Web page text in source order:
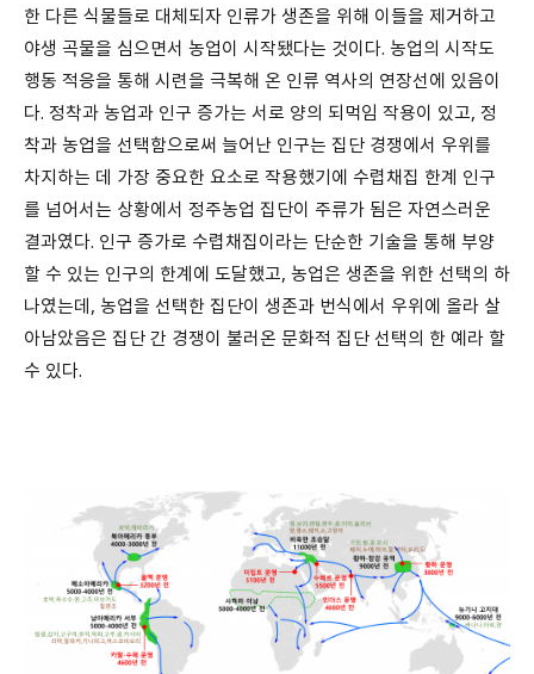
한 다른 식물들로 대체되자 인류가 생존을 위해 이들을 제거하고
야생 곡물을 심으면서 농업이 시작됐다는 것이다. 농업의 시작도
행동 적응을 통해 시련을 극복해 온 인류 역사의 연장선에 있음이
다. 정착과 농업과 인구 증가는 서로 양의 되먹임 작용이 있고, 정
착과 농업을 선택함으로써 늘어난 인구는 집단 경쟁에서 우위를
차지하는 데 가장 중요한 요소로 작용했기에 수렵채집 한계 인구
를 넘어서는 상황에서 정주농업 집단이 주류가 됨은 자연스러운
결과였다. 인구 증가로 수렵채집이라는 단순한 기술을 통해 부양
할 수 있는 인구의 한계에 도달했고, 농업은 생존을 위한 선택의 하
나였는데, 농업을 선택한 집단이 생존과 번식에서 우위에 올라 살
아남았음은 집단 간 경쟁이 불러온 문화적 집단 선택의 한 예라 할
수 있다.